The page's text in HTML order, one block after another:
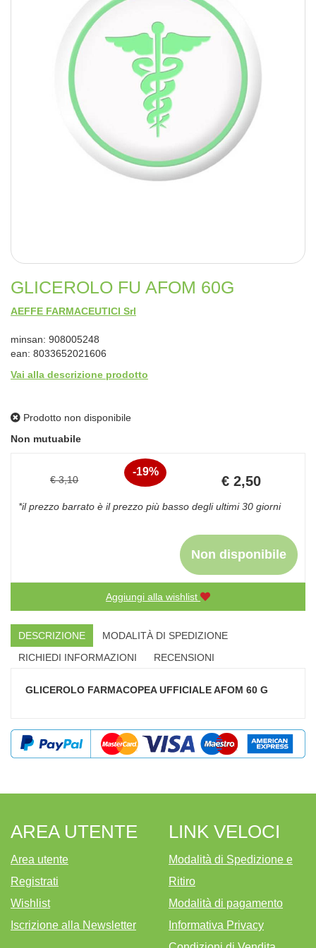
GLICEROLO FU AFOM 60G
AEFFE FARMACEUTICI Srl
minsan: 908005248
ean: 8033652021606
Vai alla descrizione prodotto
Prodotto non disponibile
Non mutuabile
19%
€ 3,10
Prezzo
scontato
€ 2,50
*il prezzo barrato è il prezzo più basso degli ultimi 30 giorni
Non disponibile
Aggiungi alla wishlist
DESCRIZIONE
MODALITÀ DI SPEDIZIONE
RICHIEDI INFORMAZIONI
RECENSIONI
GLICEROLO FARMACOPEA UFFICIALE AFOM 60 G
AREA UTENTE
Area utente
Registrati
Wishlist
Iscrizione alla Newsletter
LINK VELOCI
Modalità di Spedizione e
Ritiro
Modalità di pagamento
Informativa Privacy